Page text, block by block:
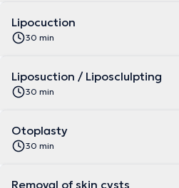
Lipocuction
30 min
Liposuction / Liposclulpting
30 min
Otoplasty
30 min
Removal of skin cysts